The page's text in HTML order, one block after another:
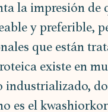
la impresión de
y preferible,
que están
existe en
es el